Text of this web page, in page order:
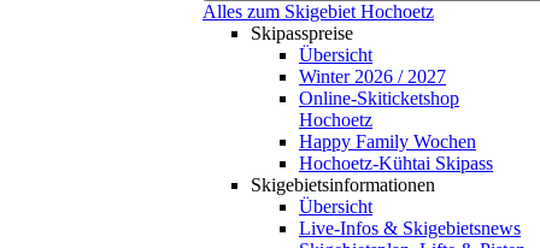
Alles zum Skigebiet Hochoetz
Skipasspreise
Übersicht
Winter 2026 / 2027
Online-Skiticketshop
Hochoetz
Happy Family Wochen
Hochoetz-Kühtai Skipass
Skigebietsinformationen
Übersicht
Live-Infos & Skigebietsnews